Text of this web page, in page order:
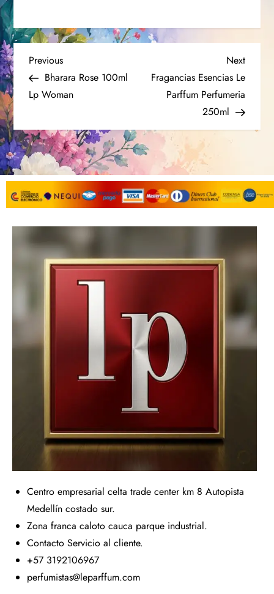
Previous
Bharara Rose 100ml
Lp Woman
Next
Fragancias Esencias Le
Parffum Perfumeria
250ml
Centro empresarial celta trade center km 8 Autopista
Medellín costado sur.
Zona franca caloto cauca parque industrial.
Contacto Servicio al cliente.
+57 3192106967
perfumistas@leparffum.com